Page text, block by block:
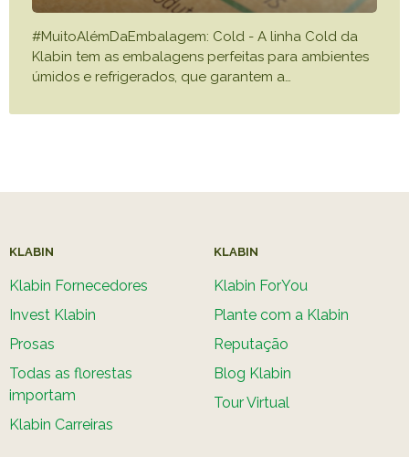
#MuitoAlémDaEmbalagem: Cold - A linha Cold da
Klabin tem as embalagens perfeitas para ambientes
úmidos e refrigerados, que garantem a…
KLABIN
Klabin Fornecedores
Invest Klabin
Prosas
Todas as florestas
importam
Klabin Carreiras
KLABIN
Klabin ForYou
Plante com a Klabin
Reputação
Blog Klabin
Tour Virtual